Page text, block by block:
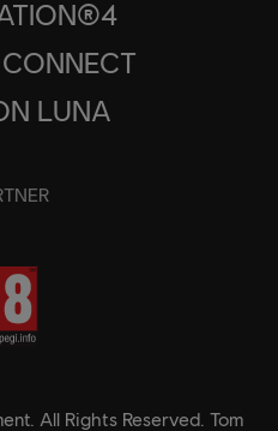
LUNA
All Rights Reserved. Tom